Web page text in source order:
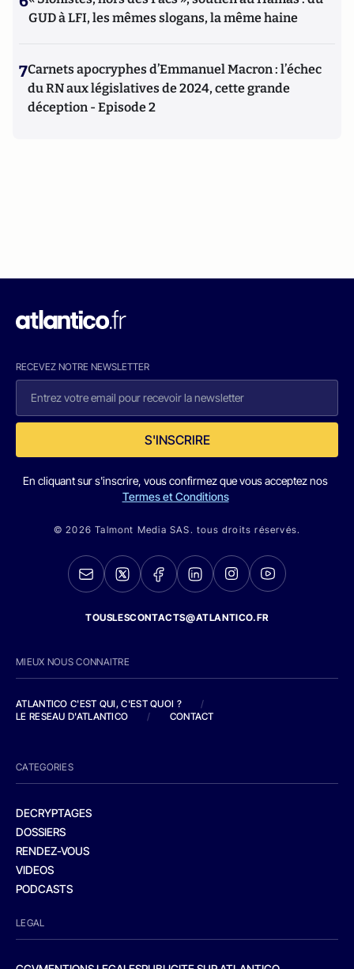
GUD à LFI, les mêmes slogans, la même haine
7Carnets apocryphes d’Emmanuel Macron : l’échec
du RN aux législatives de 2024, cette grande
déception - Episode 2
RECEVEZ NOTRE NEWSLETTER
S'INSCRIRE
En cliquant sur s'inscrire, vous confirmez que vous acceptez nos
Termes et Conditions
© 2026 Talmont Media SAS. tous droits réservés.
TOUSLESCONTACTS@ATLANTICO.FR
MIEUX NOUS CONNAITRE
ATLANTICO C'EST QUI, C'EST QUOI ?
/
LE RESEAU D'ATLANTICO
/ CONTACT
CATEGORIES
DECRYPTAGES
DOSSIERS
RENDEZ-VOUS
VIDEOS
PODCASTS
LEGAL